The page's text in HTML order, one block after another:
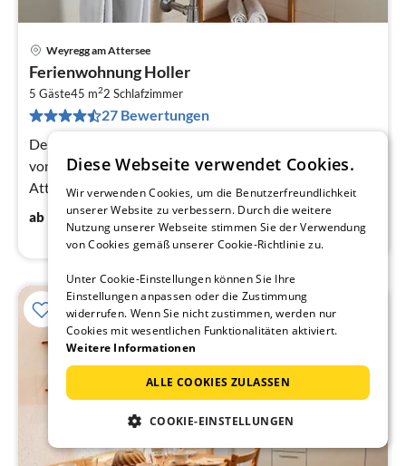
Weyregg am Attersee
Ferienwohnung Holler
5 Gäste45 m22 Schlafzimmer
27 Bewertungen
Der Bio-Bauernhof mit Gästehaus liegt ruhig, umgeben
von Wiesen und Wäldern, mit tollem Ausblick auf den
Attersee und die umliegenden Berge.
ab 100€/ Nacht
Diese Webseite verwendet Cookies.
Wir verwenden Cookies, um die Benutzerfreundlichkeit
unserer Website zu verbessern. Durch die weitere
Nutzung unserer Webseite stimmen Sie der Verwendung
von Cookies gemäß unserer Cookie-Richtlinie zu.
Unter Cookie-Einstellungen können Sie Ihre
Einstellungen anpassen oder die Zustimmung
widerrufen. Wenn Sie nicht zustimmen, werden nur
Cookies mit wesentlichen Funktionalitäten aktiviert.
Weitere Informationen
ALLE COOKIES ZULASSEN
COOKIE-EINSTELLUNGEN